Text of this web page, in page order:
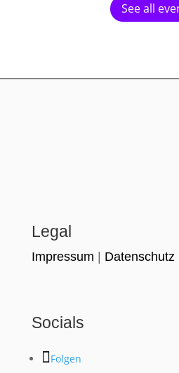
See all
Legal
Impressum Datenschutz
Socials
Folgen